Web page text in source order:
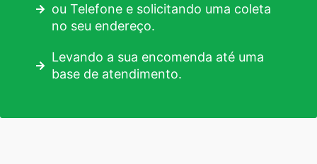
ou Telefone e solicitando uma coleta
no seu endereço.
Levando a sua encomenda até uma
base de atendimento.